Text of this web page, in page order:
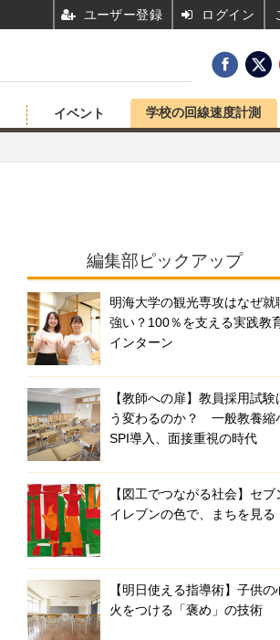
イベント 学校の回線速度計測
編集部ピックアップ
明海大学の観光専攻はなぜ就
強い？100％を支える実践教
インターン
【教師への扉】教員採用試験
う変わるのか？ 一般教養縮
SPI導入、面接重視の時代
【図工でつながる社会】セブ
イレブンの色で、まちを見る
【明日使える指導術】子供の
火をつける「褒め」の技術
ユーザー登録 ログイン